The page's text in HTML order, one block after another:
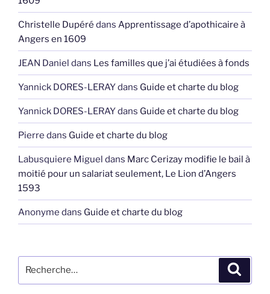
Christelle Dupéré dans Apprentissage d’apothicaire à
Angers en 1609
JEAN Daniel dans Les familles que j’ai étudiées à fonds
Yannick DORES-LERAYdans Guide et charte du blog
Yannick DORES-LERAYdans Guide et charte du blog
Pierre dans Guide et charte du blog
Labusquiere Miguel dans Marc Cerizay modifie le bail à
moitié pour un salariat seulement, Le Lion d’Angers
1593
Anonyme dans Guide et charte du blog
pour